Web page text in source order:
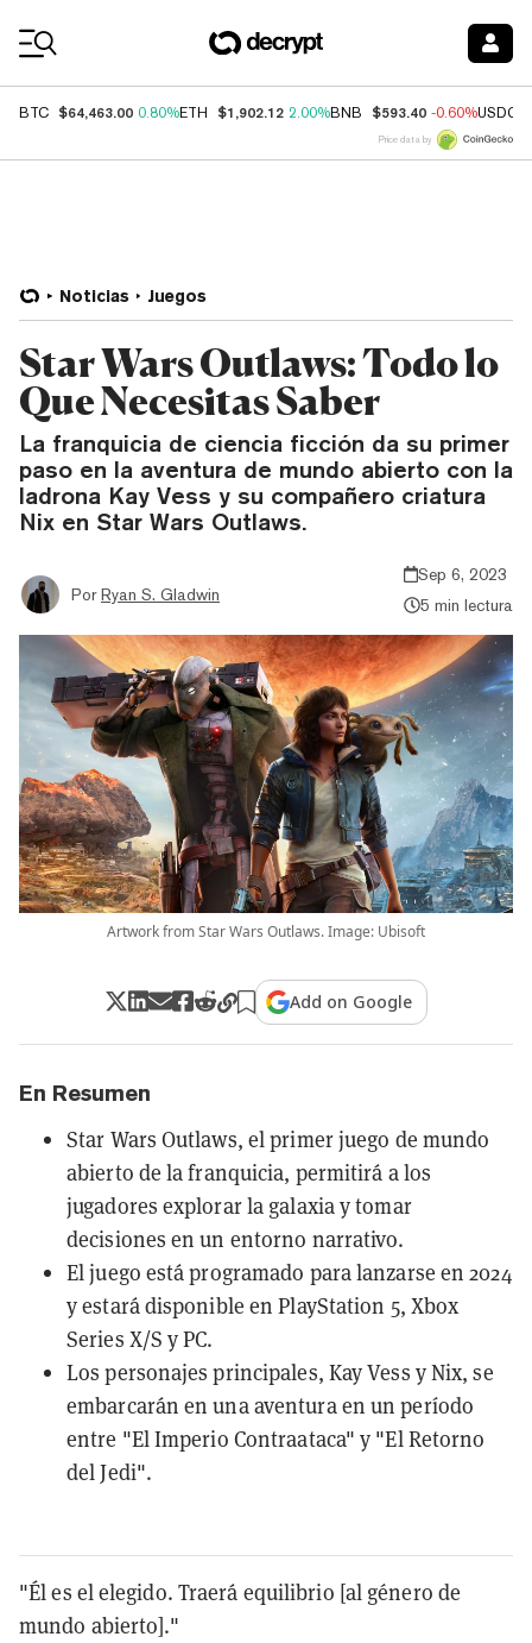
BTC $64,463.00 0.80%ETH $1,902.12 2.00%BNB $593.40 -0.60%USDC
Price data by
Noticias Juegos
Star Wars Outlaws: Todo lo
Que Necesitas Saber
La franquicia de ciencia ficción da su primer
paso en la aventura de mundo abierto con la
ladrona Kay Vess y su compañero criatura
Nix en Star Wars Outlaws.
Por Ryan S. Gladwin
Sep 6, 2023
5 min lectura
Artwork from Star Wars Outlaws. Image: Ubisoft
Add on Google
En Resumen
Star Wars Outlaws, el primer juego de mundo
abierto de la franquicia, permitirá a los
jugadores explorar la galaxia y tomar
decisiones en un entorno narrativo.
El juego está programado para lanzarse en 2024
y estará disponible en PlayStation 5, Xbox
Series X/S y PC.
Los personajes principales, Kay Vess y Nix, se
embarcarán en una aventura en un período
entre "El Imperio Contraataca" y "El Retorno
del Jedi".
"Él es el elegido. Traerá equilibrio [al género de
mundo abierto]."